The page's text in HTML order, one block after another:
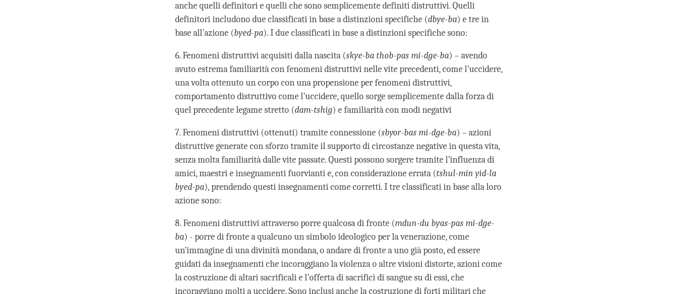
anche quelli definitori e quelli che sono semplicemente definiti distruttivi. Quelli
definitori includono due classificati in base a distinzioni specifiche (dbye-ba) e tre in
base all'azione (byed-pa). I due classificati in base a distinzioni specifiche sono:
6. Fenomeni distruttivi acquisiti dalla nascita (skye-ba thob-pas mi-dge-ba) – avendo
avuto estrema familiarità con fenomeni distruttivi nelle vite precedenti, come l'uccidere,
una volta ottenuto un corpo con una propensione per fenomeni distruttivi,
comportamento distruttivo come l'uccidere, quello sorge semplicemente dalla forza di
quel precedente legame stretto (dam-tshig) e familiarità con modi negativi
7. Fenomeni distruttivi (ottenuti) tramite connessione (sbyor-bas mi-dge-ba) – azioni
distruttive generate con sforzo tramite il supporto di circostanze negative in questa vita,
senza molta familiarità dalle vite passate. Questi possono sorgere tramite l'influenza di
amici, maestri e insegnamenti fuorvianti e, con considerazione errata (tshul-min yid-la
byed-pa), prendendo questi insegnamenti come corretti. I tre classificati in base alla loro
azione sono:
8. Fenomeni distruttivi attraverso porre qualcosa di fronte (mdun-du byas-pas mi-dge-
ba) - porre di fronte a qualcuno un simbolo ideologico per la venerazione, come
un'immagine di una divinità mondana, o andare di fronte a uno già posto, ed essere
guidati da insegnamenti che incoraggiano la violenza o altre visioni distorte, azioni come
la costruzione di altari sacrificali e l'offerta di sacrifici di sangue su di essi, che
incoraggiano molti a uccidere. Sono inclusi anche la costruzione di forti militari che